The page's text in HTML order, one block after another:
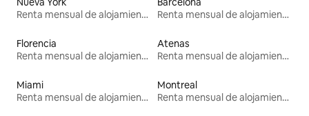
Renta mensual de alojamientos
Renta mensual de alojamientos
Florencia
Renta mensual de alojamientos
Atenas
Renta mensual de alojamientos
Miami
Renta mensual de alojamientos
Montreal
Renta mensual de alojamientos